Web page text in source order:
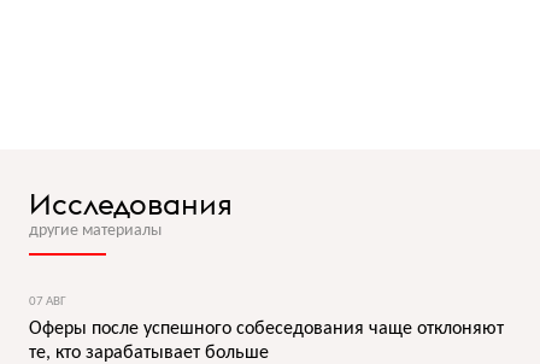
Исследования
другие материалы
07 АВГ
Оферы после успешного собеседования чаще отклоняют
те, кто зарабатывает больше